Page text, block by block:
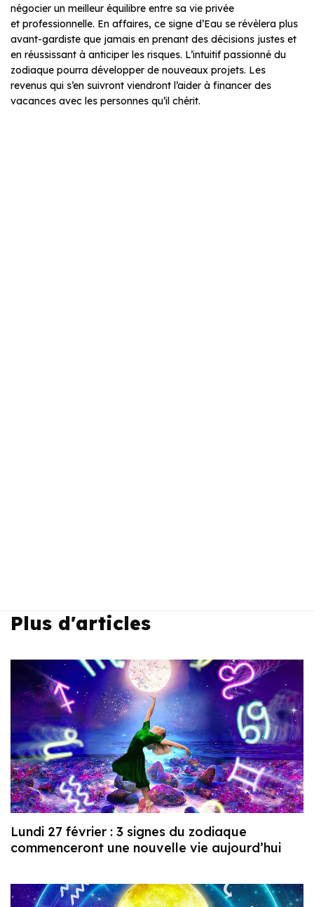
négocier un meilleur équilibre entre sa vie privée
et professionnelle. En affaires, ce signe d’Eau se révèlera plus
avant-gardiste que jamais en prenant des décisions justes et
en réussissant à anticiper les risques. L’intuitif passionné du
zodiaque pourra développer de nouveaux projets. Les
revenus qui s’en suivront viendront l’aider à financer des
vacances avec les personnes qu’il chérit.
Plus d'articles
Lundi 27 février : 3 signes du zodiaque
commenceront une nouvelle vie aujourd’hui